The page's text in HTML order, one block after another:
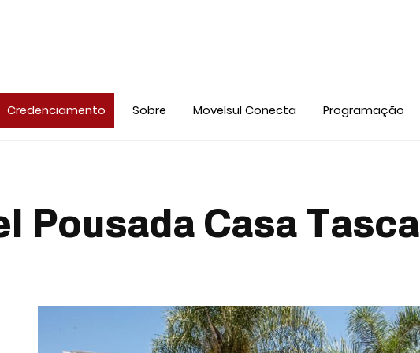
Credenciamento Sobre Movelsul Conecta Programação
Pousada Casa Tasca